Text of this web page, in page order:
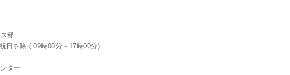
部
日を除く09時00分～17時00分)
ター